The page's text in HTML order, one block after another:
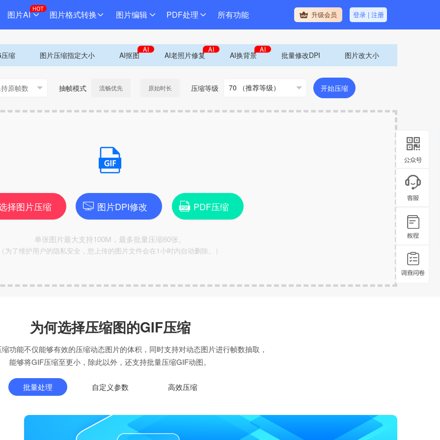
图片AI 图片格式转换 图片编辑 PDF处理 所有功能 升级会员 登录| 注册
缩 图片压缩指定大小 AI抠图 AI老照片修复 AI换背景 批量修改DPI 图片改大小
抽帧模式 流畅优先 原始时长 压缩等级 开始压缩
择图片压缩 图片DPI修改 PDF压缩
单张图片最大支持100M，最多批量压缩60张。
（为了维护用户的隐私安全，您上传的图片文件会在1小时内自动删除。）
为何选择压缩图的GIF压缩
功能不仅能够有效的压缩动态图片的体积，同时支持对动态图片进行帧数抽取，
能够将GIF压缩至更小，除此以外，还支持批量压缩GIF动图。
批量处理 自定义参数 高效压缩